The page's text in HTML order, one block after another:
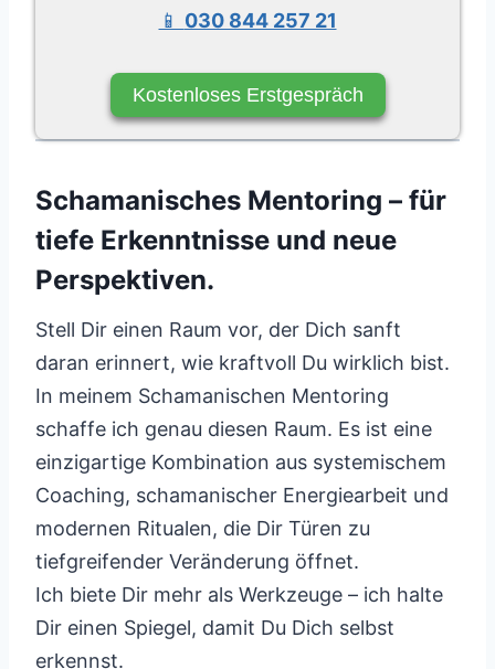
📱 030 844 257 21
Kostenloses Erstgespräch
Schamanisches Mentoring – für
tiefe Erkenntnisse und neue
Perspektiven.
Stell Dir einen Raum vor, der Dich sanft
daran erinnert, wie kraftvoll Du wirklich bist.
In meinem Schamanischen Mentoring
schaffe ich genau diesen Raum. Es ist eine
einzigartige Kombination aus systemischem
Coaching, schamanischer Energiearbeit und
modernen Ritualen, die Dir Türen zu
tiefgreifender Veränderung öffnet.
Ich biete Dir mehr als Werkzeuge – ich halte
Dir einen Spiegel, damit Du Dich selbst
erkennst.